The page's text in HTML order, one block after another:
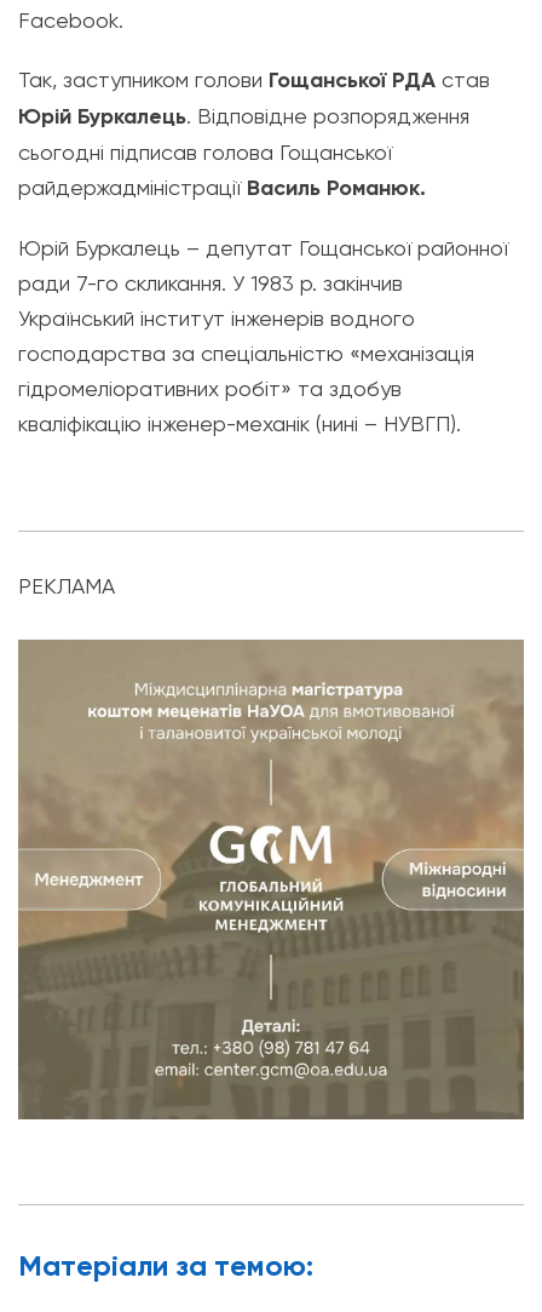
Facebook.
Так, заступником голови Гощанської РДА став
Юрій Буркалець. Відповідне розпорядження
сьогодні підписав голова Гощанської
райдержадміністрації Василь Романюк.
Юрій Буркалець – депутат Гощанської районної
ради 7-го скликання. У 1983 р. закінчив
Український інститут інженерів водного
господарства за спеціальністю «механізація
гідромеліоративних робіт» та здобув
кваліфікацію інженер-механік (нині – НУВГП).
РЕКЛАМА
Матерiали за темою: